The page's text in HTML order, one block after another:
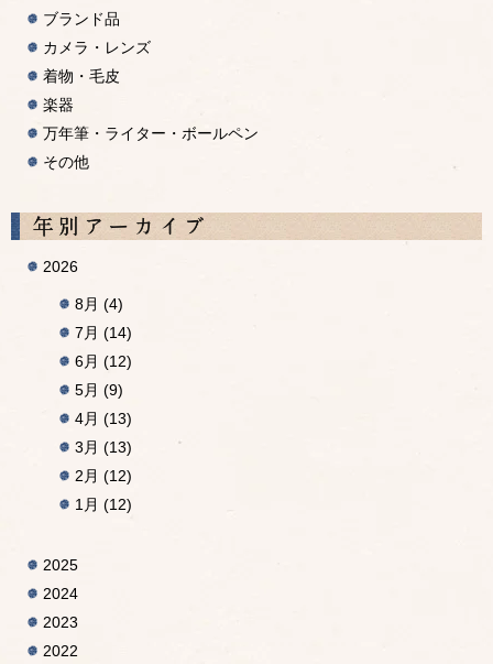
ブランド品
カメラ・レンズ
着物・毛皮
楽器
万年筆・ライター・ボールペン
その他
2026
8月 (4)
7月 (14)
6月 (12)
5月 (9)
4月 (13)
3月 (13)
2月 (12)
1月 (12)
2025
2024
2023
2022